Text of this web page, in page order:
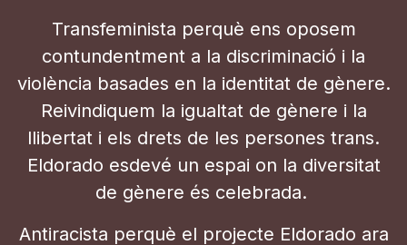
Transfeminista perquè ens oposem
contundentment a la discriminació i la
violència basades en la identitat de gènere.
Reivindiquem la igualtat de gènere i la
llibertat i els drets de les persones trans.
Eldorado esdevé un espai on la diversitat
de gènere és celebrada.
Antiracista perquè el projecte Eldorado ara